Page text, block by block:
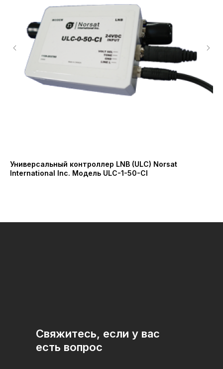
Универсальный контроллер LNB (ULC) Norsat
International Inc. Модель ULC-1-50-CI
Свяжитесь, если у вас
есть вопрос